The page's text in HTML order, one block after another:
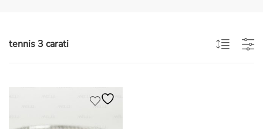
tennis 3 carati